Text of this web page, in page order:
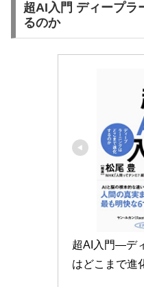
超AI入門 ディープラ
るのか
超AI入門―デ
はどこまで進